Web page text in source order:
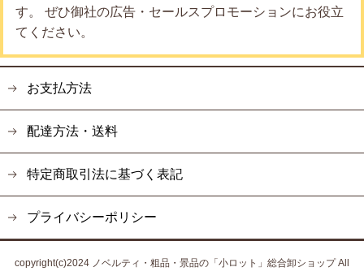
す。 ぜひ御社の広告・セールスプロモーションにお役立
てください。
お支払方法
配達方法・送料
特定商取引法に基づく表記
プライバシーポリシー
copyright(c)2024 ノベルティ・粗品・景品の「小ロット」総合卸ショップ All